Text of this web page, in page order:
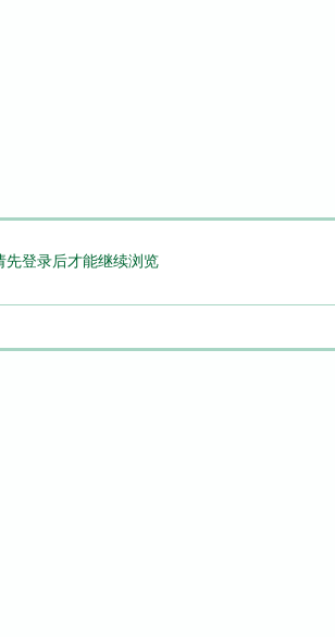
先登录后才能继续浏览